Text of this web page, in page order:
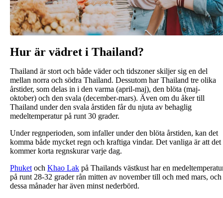
Hur är vädret i Thailand?
Thailand är stort och både väder och tidszoner skiljer sig en del
mellan norra och södra Thailand. Dessutom har Thailand tre olika
årstider, som delas in i den varma (april-maj), den blöta (maj-
oktober) och den svala (december-mars). Även om du åker till
Thailand under den svala årstiden får du njuta av behaglig
medeltemperatur på runt 30 grader.
Under regnperioden, som infaller under den blöta årstiden, kan det
komma både mycket regn och kraftiga vindar. Det vanliga är att det
kommer korta regnskurar varje dag.
Phuket och Khao Lak på Thailands västkust har en
på runt 28-32 grader rån mitten av november till och med mars, och
dessa månader har även minst nederbörd.